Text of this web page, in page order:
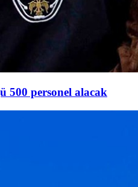
500 personel alacak